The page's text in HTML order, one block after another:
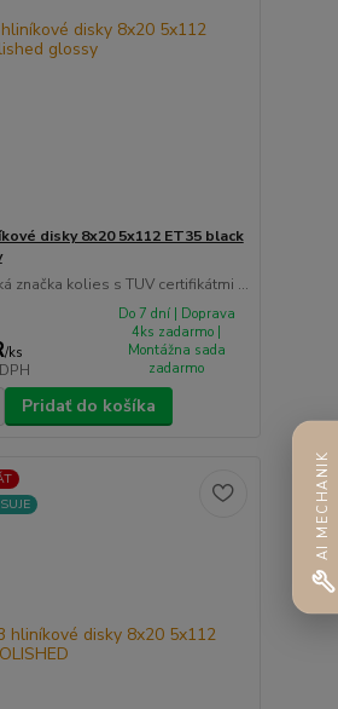
disky 8x20 5x112 ET35 black
značka kolies s TUV certifikátmi ...
/ks
Do 7 dní | Doprava
4ks zadarmo |
Montážna sada
zadarmo
Pridať do košíka
AI MECHANIK